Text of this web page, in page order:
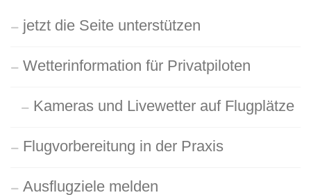
jetzt die Seite unterstützen
Wetterinformation für Privatpiloten
Kameras und Livewetter auf Flugplätze
Flugvorbereitung in der Praxis
Ausflugziele melden